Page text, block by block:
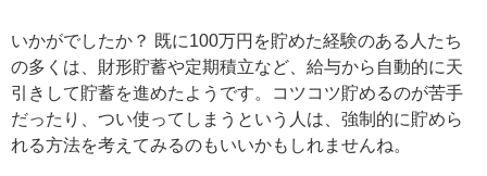
いかがでしたか？ 既に100万円を貯めた経験のある人たち
の多くは、財形貯蓄や定期積立など、給与から自動的に天
引きして貯蓄を進めたようです。コツコツ貯めるのが苦手
だったり、つい使ってしまうという人は、強制的に貯めら
れる方法を考えてみるのもいいかもしれませんね。